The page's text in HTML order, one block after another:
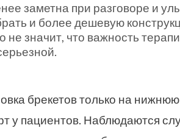
заметна при разговоре и
и более дешевую
не значит, что важность
брекетов только на
у пациентов. Наблюдаются